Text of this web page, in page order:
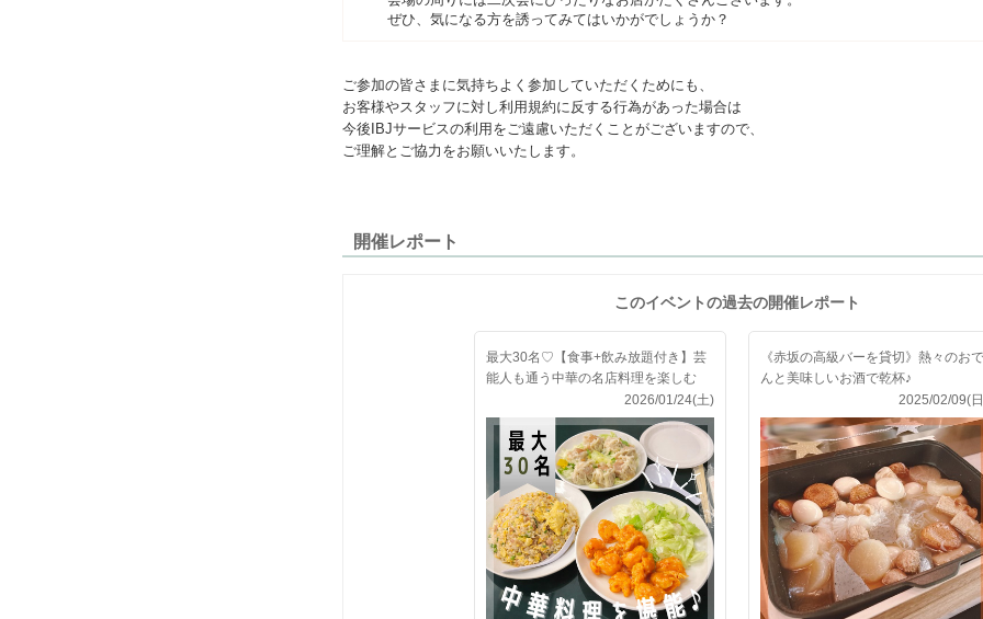
ぜひ、気になる方を誘ってみてはいかがでしょうか？
ご参加の皆さまに気持ちよく参加していただくためにも、
お客様やスタッフに対し利用規約に反する行為があった場合は
今後IBJサービスの利用をご遠慮いただくことがございますので、
ご理解とご協力をお願いいたします。
開催レポート
このイベントの過去の開催レポート
最大30名♡【食事+飲み放題付き】芸
能人も通う中華の名店料理を楽しむ
2026/01/24(土)
《赤坂の高級バーを貸切》熱々のおで
んと美味しいお酒で乾杯♪
2025/02/09(